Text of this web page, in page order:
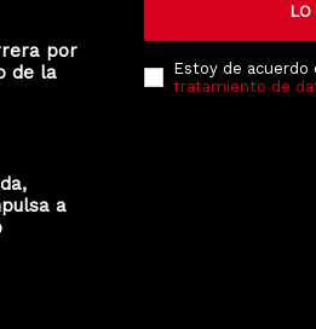
por
de la
a
LO
Estoy de acuerdo
tratamiento de